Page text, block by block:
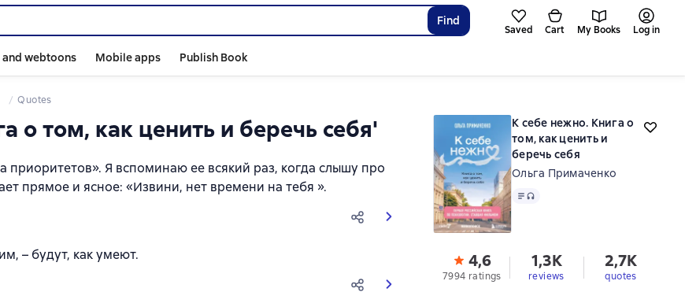
Find
Saved Cart My Books Log in
and webtoons Mobile apps Publish Book
Quotes
о том, как ценить и беречь себя'
приоритетов». Я вспоминаю ее всякий раз, когда слышу про
прямое и ясное: «Извини, нет времени на тебя ».
– будут, как умеют.
К себе нежно. Книга о
том, как ценить и
беречь себя
Ольга Примаченко
Text, audio format available
4,6
7994 ratings
1,3K
reviews
2,7K
quotes